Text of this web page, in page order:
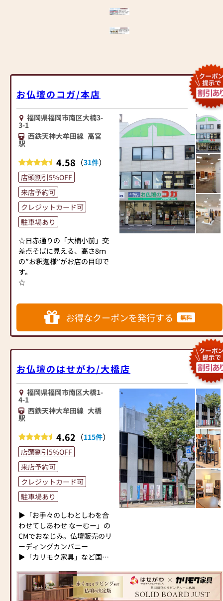
お仏壇のコガ/本店
福岡県福岡市南区大楠3-
3-1
西鉄天神大牟田線 高宮
駅
4.58 （31件）
店頭割引5%OFF
来店予約可
クレジットカード可
駐車場あり
☆日赤通りの「大楠小前」交
差点そばに見える、高さ8ｍ
の”お釈迦様”がお店の目印で
す。
☆
お得なクーポンを発行する 無料
お仏壇のはせがわ/大橋店
福岡県福岡市南区大橋1-
4-1
西鉄天神大牟田線 大橋
駅
4.62 （115件）
店頭割引5%OFF
来店予約可
クレジットカード可
駐車場あり
▶「お手々のしわとしわを合
わせてしあわせ なーむー」の
CMでおなじみ。仏壇販売のリ
ーディングカンパニー
▶「カリモク家具」など国内
なインテリアにマッチするお
仏壇を展開